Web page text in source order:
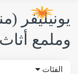
يونيليفر
وملمع
الفئات